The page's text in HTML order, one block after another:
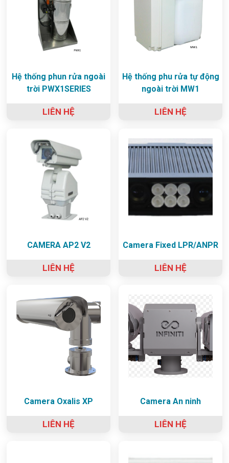
Hệ thống phun rửa ngoài
trời PWX1SERIES
LIÊN HỆ
Hệ thống phu rửa tự động
ngoài trời MW1
LIÊN HỆ
CAMERA AP2 V2
LIÊN HỆ
Camera Fixed LPR/ANPR
LIÊN HỆ
Camera Oxalis XP
LIÊN HỆ
Camera An ninh
LIÊN HỆ